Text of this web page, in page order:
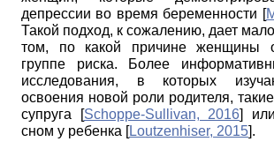
депрессии во время беременности [
Такой подход, к сожалению, дает
том, по какой причине женщины
группе риска. Более
исследования, в которых
освоения новой роли родителя,
супруга
[Schoppe-Sullivan, 2016]
сном у ребенка [Loutzenhiser, 2015].